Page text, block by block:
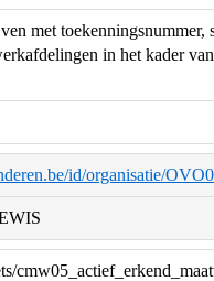
met
in het kader
id/organisatie/